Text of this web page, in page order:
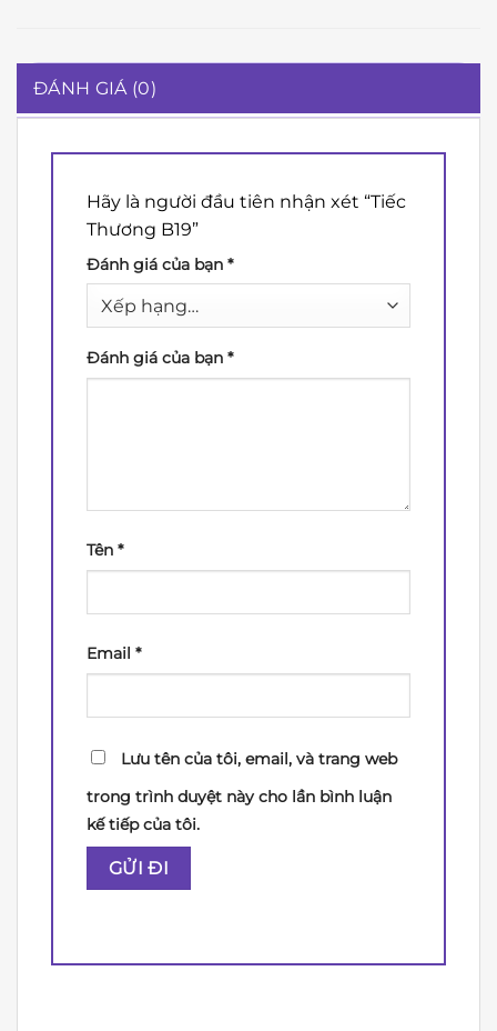
ĐÁNH GIÁ (0)
Hãy là người đầu tiên nhận xét “Tiếc
Thương B19”
Đánh giá của bạn *
Đánh giá của bạn *
Tên *
Email *
Lưu tên của tôi, email, và trang web
trong trình duyệt này cho lần bình luận
kế tiếp của tôi.